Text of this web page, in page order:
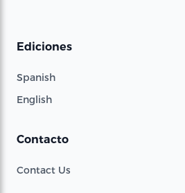
Ediciones
Spanish
English
Contacto
Contact Us